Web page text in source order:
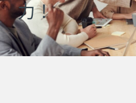
力！